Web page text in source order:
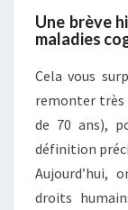
Une brève
maladies
Cela vous
remonter très
de 70 ans),
définition
Aujourd’hui,
droits